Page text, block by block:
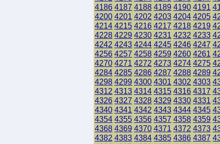
4186 4187 4188 4189 4190 4191
4200 4201 4202 4203 4204 4205
4214 4215 4216 4217 4218 4219
4228 4229 4230 4231 4232 4233
4242 4243 4244 4245 4246 4247
4256 4257 4258 4259 4260 4261
4270 4271 4272 4273 4274 4275
4284 4285 4286 4287 4288 4289
4298 4299 4300 4301 4302 4303
4312 4313 4314 4315 4316 4317
4326 4327 4328 4329 4330 4331
4340 4341 4342 4343 4344 4345
4354 4355 4356 4357 4358 4359
4368 4369 4370 4371 4372 4373
4382 4383 4384 4385 4386 4387